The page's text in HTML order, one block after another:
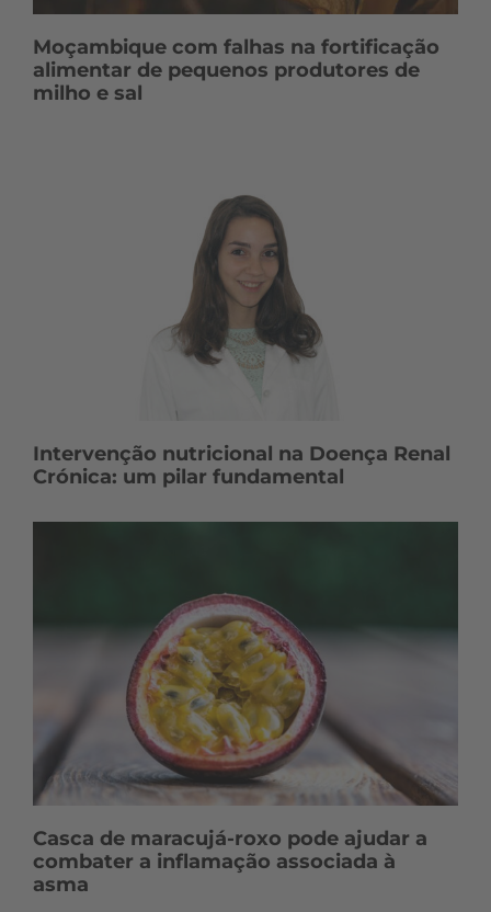
Moçambique com falhas na fortificação
alimentar de pequenos produtores de
milho e sal
Intervenção nutricional na Doença Renal
Crónica: um pilar fundamental
Casca de maracujá-roxo pode ajudar a
combater a inflamação associada à
asma